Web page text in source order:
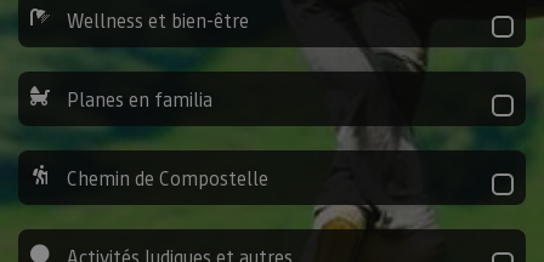
Wellness et bien-être
Planes en familia
Chemin de Compostelle
Activités ludiques et autres